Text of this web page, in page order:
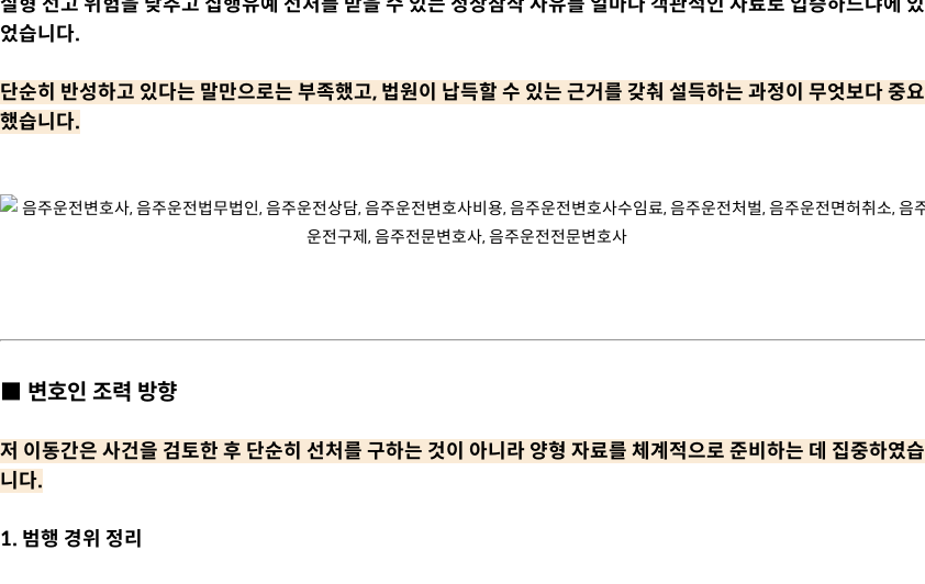
었습니다.
단순히 반성하고 있다는 말만으로는 부족했고, 법원이 납득할 수 있는 근거를 갖춰 설득하는 과정이 무엇보다 중요
했습니다.
■ 변호인 조력 방향
저 이동간은 사건을 검토한 후 단순히 선처를 구하는 것이 아니라 양형 자료를 체계적으로 준비하는 데 집중하였습
니다.
1. 범행 경위 정리